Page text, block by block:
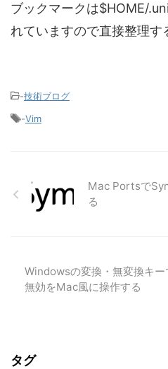
ブックマークは$HOME/
れていますので直接整理す
-技術ブログ
-Vim
Mac Portsで
る
Windowsの変換・無変換キー
無効をMac風に操作する
タグ